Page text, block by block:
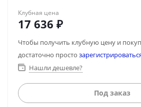
Клубная цена
17 636 ₽
Чтобы получить клубную цену и
достаточно просто
Нашли дешевле?
Под заказ